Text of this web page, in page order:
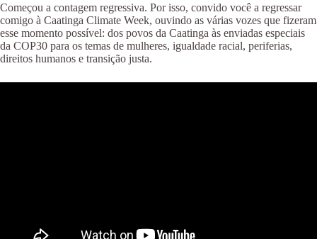
Começou a contagem regressiva. Por isso, convido você a regressar
comigo à Caatinga Climate Week, ouvindo as várias vozes que fizeram
esse momento possível: dos povos da Caatinga às enviadas especiais
da COP30 para os temas de mulheres, igualdade racial, periferias,
direitos humanos e transição justa.